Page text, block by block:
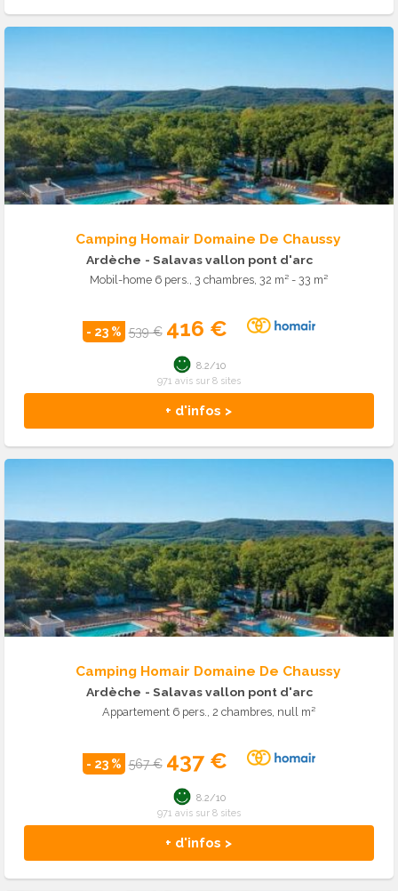
Camping Homair Domaine De Chaussy
Ardèche - Salavas vallon pont d'arc
Mobil-home 6 pers., 3 chambres, 32 m² - 33 m²
- 23 % 539 € 416 €
+ d'infos >
8.2/10
971 avis sur 8 sites
Camping Homair Domaine De Chaussy
Ardèche - Salavas vallon pont d'arc
Appartement 6 pers., 2 chambres, null m²
- 23 % 567 € 437 €
+ d'infos >
8.2/10
971 avis sur 8 sites